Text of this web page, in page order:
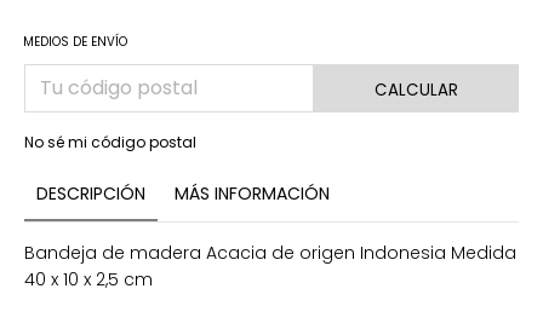
MEDIOS DE ENVÍO
CALCULAR
No sé mi código postal
DESCRIPCIÓN MÁS INFORMACIÓN
Bandeja de madera Acacia de origen Indonesia Medida
40 x 10 x 2,5 cm